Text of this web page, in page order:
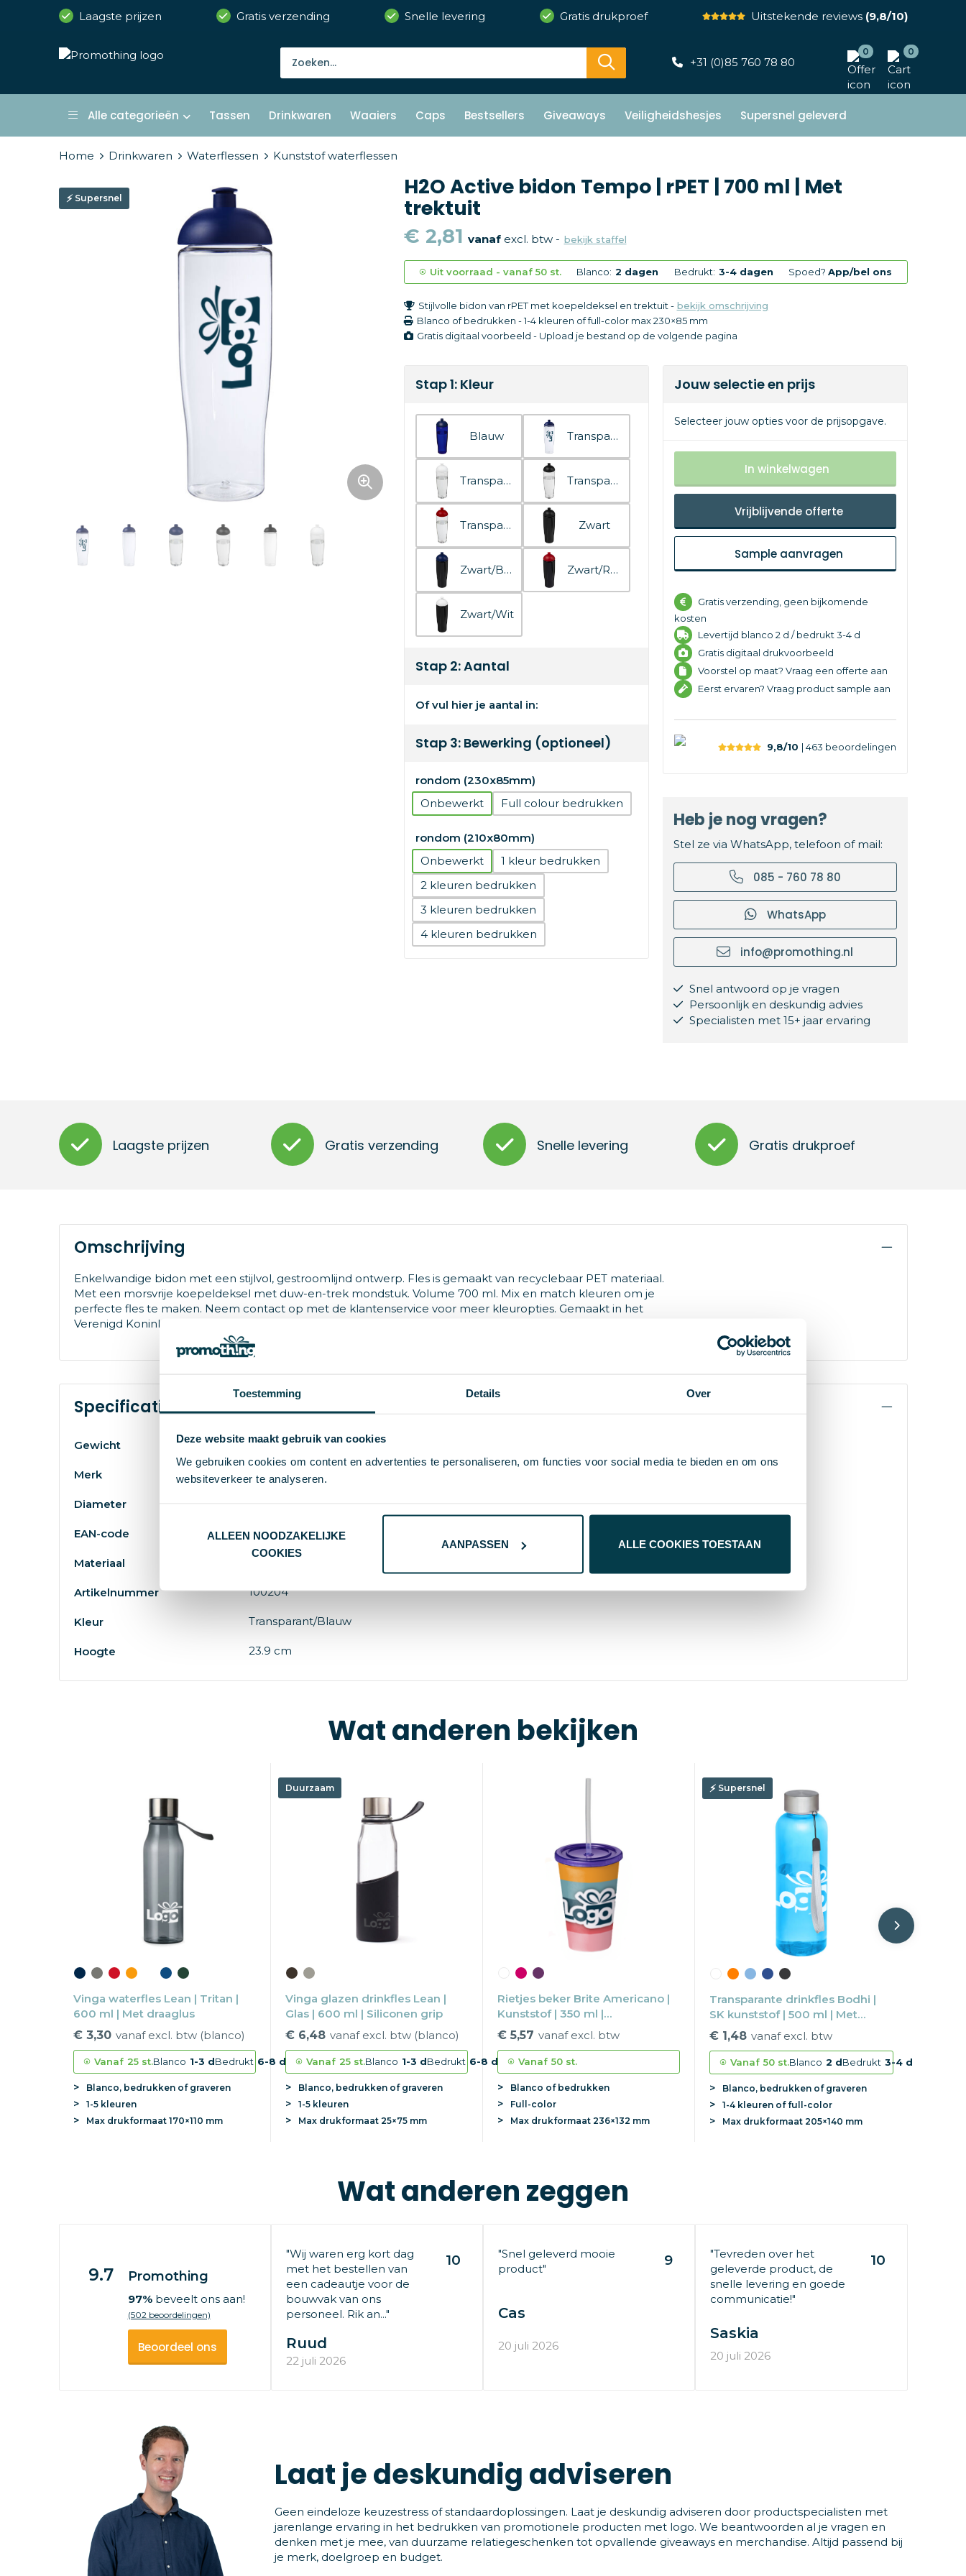
Toestemming Details Over
Deze website maakt gebruik van cookies
We gebruiken cookies om content en advertenties te personaliseren, om functies voor social media te bieden en om ons
websiteverkeer te analyseren.
ALLEEN NOODZAKELIJKE
COOKIES
AANPASSEN ALLE COOKIES TOESTAAN
Laagste prijzen Gratis verzending Snelle levering Gratis drukproef Uitstekende reviews(9,8/10)
+31 (0)85 760 78 80
0 0
Alle categorieën Tassen Drinkwaren Waaiers Caps Bestsellers Giveaways Veiligheidshesjes Supersnel geleverd
Home Drinkwaren Waterflessen Kunststof waterflessen
Supersnel
H2O Active bidon Tempo | rPET | 700 ml | Met
trektuit
€ 2,81 vanafexcl. btw - bekijk staffel
Uit voorraad - vanaf 50 st. Blanco: 2 dagen Bedrukt: 3-4 dagen Spoed?App/bel ons
Stijlvolle bidon van rPET met koepeldeksel en trektuit -bekijk omschrijving
Blanco of bedrukken -1-4 kleuren of full-color max 230×85 mm
Gratis digitaal voorbeeld - Upload je bestand op de volgende pagina
Stap 1: Kleur
Blauw Transparant/Blauw
Transparant/Wit Transparant/Zwart
Transparent/Rood Zwart
Zwart/Blauw Zwart/Rood
Zwart/Wit
Stap 2: Aantal
Of vul hier je aantal in:
Stap 3: Bewerking (optioneel)
rondom (230x85mm)
Onbewerkt
Full colour
rondom (210x80mm)
Onbewerkt
1
2
3
4
Jouw selectie en prijs
Selecteer jouw opties voor de prijsopgave.
In winkelwagen
Vrijblijvende offerte
Sample aanvragen
Gratis verzending, geen bijkomende
kosten
Levertijd blanco 2 d / bedrukt 3-4 d
Gratis digitaal drukvoorbeeld
Voorstel op maat? Vraag een offerte aan
Eerst ervaren? Vraag product sample aan
9,8/10 | 463 beoordelingen
Heb je nog vragen?
Stel ze via WhatsApp, telefoon of mail:
085 - 760 78 80
WhatsApp
info@promothing.nl
Snel antwoord op je vragen
Persoonlijk en deskundig advies
Specialisten met 15+ jaar ervaring
Laagste prijzen Gratis verzending Snelle levering Gratis drukproef
Omschrijving
Enkelwandige bidon met een stijlvol, gestroomlijnd ontwerp. Fles is gemaakt van recyclebaar PET materiaal.
Met een morsvrije koepeldeksel met duw-en-trek mondstuk. Volume 700 ml. Mix en match kleuren om je
perfecte fles te maken. Neem contact op met de klantenservice voor meer kleuropties. Gemaakt in het
Verenigd Koninkrijk. Verpakt in een gerecyclede PE plastic zak. BPA-vrij.
Specificaties
Gewicht 78 g
Merk
Diameter
EAN-code 8713159311133
Materiaal
Artikelnummer 100204
Kleur Transparant/Blauw
Hoogte 23.9 cm
Wat anderen bekijken
Vinga waterfles Lean | Tritan |
600 ml | Met draaglus
€ 3,30 vanaf excl. btw (blanco)
Vanaf 25 st.Blanco 1-3 dBedrukt 6-8 d
Blanco, bedrukken of graveren
1-5 kleuren
Max drukformaat 170×110 mm
Duurzaam
Vinga glazen drinkfles Lean |
Glas | 600 ml | Siliconen grip
€ 6,48 vanaf excl. btw (blanco)
Vanaf 25 st.Blanco 1-3 dBedrukt 6-8 d
Blanco, bedrukken of graveren
1-5 kleuren
Max drukformaat 25×75 mm
Rietjes beker Brite Americano |
Kunststof | 350 ml |
Vaatwasserbestendig
€ 5,57 vanaf excl. btw
Vanaf 50 st.
Blanco of bedrukken
Full-color
Max drukformaat 236×132 mm
Supersnel
Transparante drinkfles Bodhi |
SK kunststof | 500 ml | Met
draaglus
€ 1,48 vanaf excl. btw
Vanaf 50 st.Blanco 2 dBedrukt 3-4 d
Blanco, bedrukken of graveren
1-4 kleuren of full-color
Max drukformaat205×140 mm
Wat anderen zeggen
9.7 Promothing
97%beveelt ons aan!
(502 beoordelingen)
Beoordeel ons
"Wij waren erg kort dag
met het bestellen van
een cadeautje voor de
bouwvak van ons
personeel. Rik an..."
10
Ruud
22 juli 2026
"Snel geleverd mooie
product"
9
Cas
20 juli 2026
"Tevreden over het
geleverde product, de
snelle levering en goede
communicatie!"
10
Saskia
20 juli 2026
Laat je deskundig adviseren
Geen eindeloze keuzestress of standaardoplossingen. Laat je deskundig adviseren door productspecialisten met
jarenlange ervaring in het bedrukken van promotionele producten met logo. We beantwoorden al je vragen en
denken met je mee, van duurzame relatiegeschenken tot opvallende giveaways en merchandise. Altijd passend bij
je merk, doelgroep en budget.